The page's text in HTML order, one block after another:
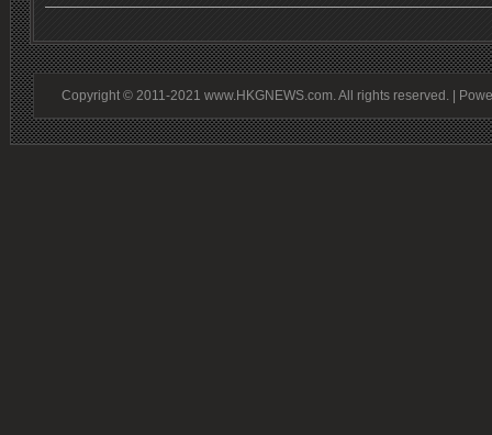
Copyright © 2011-2021 www.HKGNEWS.com. All rights reserved. |